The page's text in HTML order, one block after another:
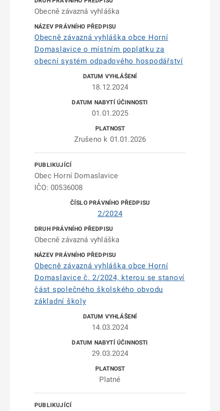
Obecně závazná vyhláška
Obecně závazná vyhláška obce Horní
Domaslavice o místním poplatku za
obecní systém odpadového hospodářství
18.12.2024
01.01.2025
Zrušeno k 01.01.2026
Obec Horní Domaslavice
IČO: 00536008
2/2024
Obecně závazná vyhláška
Obecně závazná vyhláška obce Horní
Domaslavice č. 2/2024, kterou se stanoví
část společného školského obvodu
základní školy
14.03.2024
29.03.2024
Platné